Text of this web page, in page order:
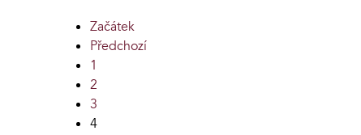
Začátek
Předchozí
1
2
3
4